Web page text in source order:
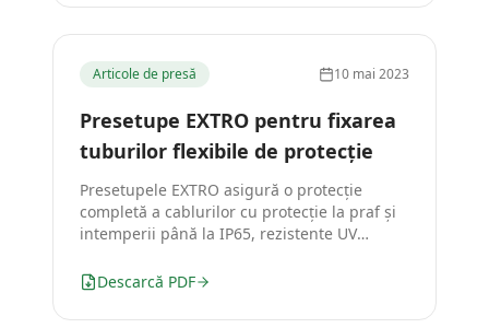
Articole de presă 10 mai 2023
Presetupe EXTRO pentru fixarea
tuburilor flexibile de protecție
Presetupele EXTRO asigură o protecție
completă a cablurilor cu protecție la praf și
intemperii până la IP65, rezistente UV
Descarcă PDF